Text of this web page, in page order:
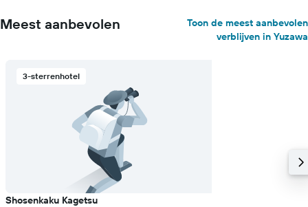
Meest aanbevolen
Toon de meest aanbevolen
verblijven in Yuzawa
3-sterrenhotel
Shosenkaku Kagetsu